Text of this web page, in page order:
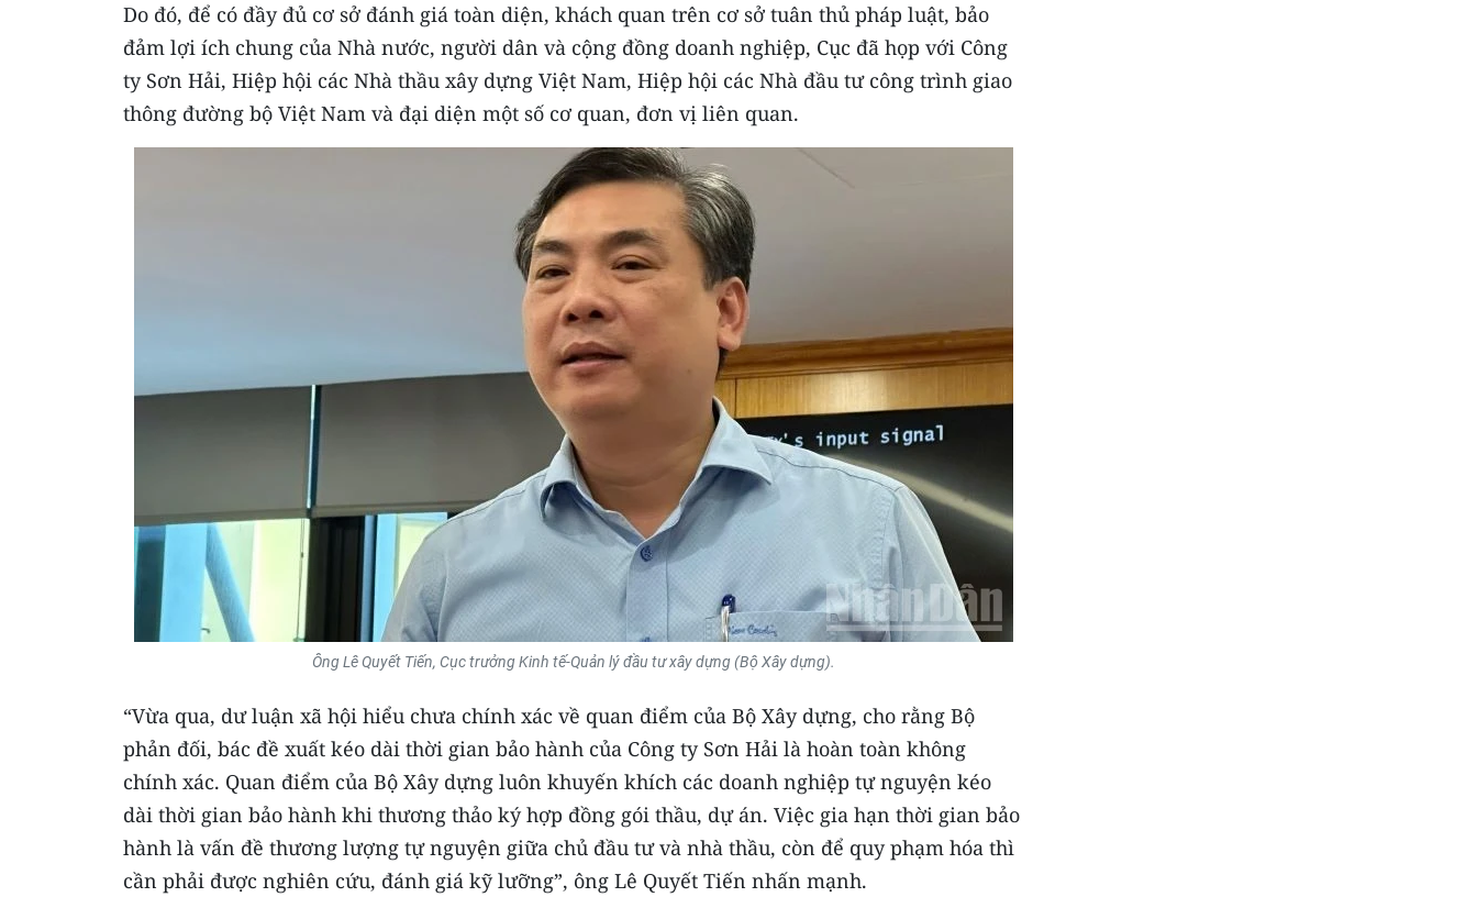
Do đó, để có đầy đủ cơ sở đánh giá toàn diện, khách quan trên cơ sở tuân thủ pháp luật, bảo
đảm lợi ích chung của Nhà nước, người dân và cộng đồng doanh nghiệp, Cục đã họp với Công
ty Sơn Hải, Hiệp hội các Nhà thầu xây dựng Việt Nam, Hiệp hội các Nhà đầu tư công trình giao
thông đường bộ Việt Nam và đại diện một số cơ quan, đơn vị liên quan.
Ông Lê Quyết Tiến, Cục trưởng Kinh tế-Quản lý đầu tư xây dựng (Bộ Xây dựng).
“Vừa qua, dư luận xã hội hiểu chưa chính xác về quan điểm của Bộ Xây dựng, cho rằng Bộ
phản đối, bác đề xuất kéo dài thời gian bảo hành của Công ty Sơn Hải là hoàn toàn không
chính xác. Quan điểm của Bộ Xây dựng luôn khuyến khích các doanh nghiệp tự nguyện kéo
dài thời gian bảo hành khi thương thảo ký hợp đồng gói thầu, dự án. Việc gia hạn thời gian bảo
hành là vấn đề thương lượng tự nguyện giữa chủ đầu tư và nhà thầu, còn để quy phạm hóa thì
cần phải được nghiên cứu, đánh giá kỹ lưỡng”, ông Lê Quyết Tiến nhấn mạnh.